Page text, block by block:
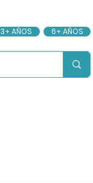
3+ AÑOS 6+ AÑOS